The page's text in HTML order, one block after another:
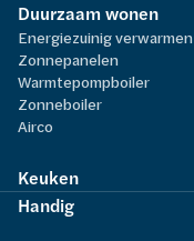
Duurzaam wonen
Energiezuinig verwarmen
Zonnepanelen
Warmtepompboiler
Zonneboiler
Airco
Keuken
Handig